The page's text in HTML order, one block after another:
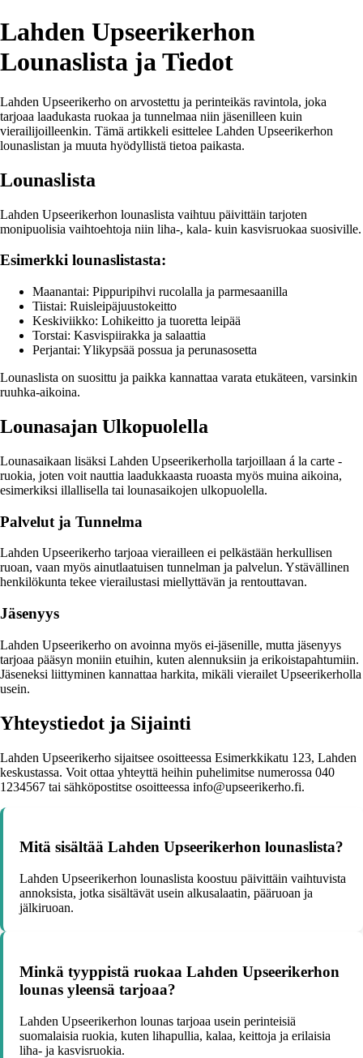
Lahden Upseerikerhon
Lounaslista ja Tiedot
Lahden Upseerikerho on arvostettu ja perinteikäs ravintola, joka
tarjoaa laadukasta ruokaa ja tunnelmaa niin jäsenilleen kuin
vierailijoilleenkin. Tämä artikkeli esittelee Lahden Upseerikerhon
lounaslistan ja muuta hyödyllistä tietoa paikasta.
Lounaslista
Lahden Upseerikerhon lounaslista vaihtuu päivittäin tarjoten
monipuolisia vaihtoehtoja niin liha-, kala- kuin kasvisruokaa suosiville.
Esimerkki lounaslistasta:
Maanantai: Pippuripihvi rucolalla ja parmesaanilla
Tiistai: Ruisleipäjuustokeitto
Keskiviikko: Lohikeitto ja tuoretta leipää
Torstai: Kasvispiirakka ja salaattia
Perjantai: Ylikypsää possua ja perunasosetta
Lounaslista on suosittu ja paikka kannattaa varata etukäteen, varsinkin
ruuhka-aikoina.
Lounasajan Ulkopuolella
Lounasaikaan lisäksi Lahden Upseerikerholla tarjoillaan á la carte -
ruokia, joten voit nauttia laadukkaasta ruoasta myös muina aikoina,
esimerkiksi illallisella tai lounasaikojen ulkopuolella.
Palvelut ja Tunnelma
Lahden Upseerikerho tarjoaa vierailleen ei pelkästään herkullisen
ruoan, vaan myös ainutlaatuisen tunnelman ja palvelun. Ystävällinen
henkilökunta tekee vierailustasi miellyttävän ja rentouttavan.
Jäsenyys
Lahden Upseerikerho on avoinna myös ei-jäsenille, mutta jäsenyys
tarjoaa pääsyn moniin etuihin, kuten alennuksiin ja erikoistapahtumiin.
Jäseneksi liittyminen kannattaa harkita, mikäli vierailet Upseerikerholla
usein.
Yhteystiedot ja Sijainti
Lahden Upseerikerho sijaitsee osoitteessa Esimerkkikatu 123, Lahden
keskustassa. Voit ottaa yhteyttä heihin puhelimitse numerossa 040
1234567 tai sähköpostitse osoitteessa info@upseerikerho.fi.
Mitä sisältää Lahden Upseerikerhon lounaslista?
Lahden Upseerikerhon lounaslista koostuu päivittäin vaihtuvista
annoksista, jotka sisältävät usein alkusalaatin, pääruoan ja
jälkiruoan.
Minkä tyyppistä ruokaa Lahden Upseerikerhon
lounas yleensä tarjoaa?
Lahden Upseerikerhon lounas tarjoaa usein perinteisiä
suomalaisia ruokia, kuten lihapullia, kalaa, keittoja ja erilaisia
liha- ja kasvisruokia.